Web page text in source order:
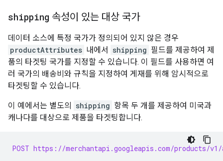
shipping 속성이 있는 대상 국가
데이터 소스에 특정 국가가 정의되어 있지 않은 경우
productAttributes 내에서 shipping 필드를 제공하여 제
품의 타겟팅 국가를 지정할 수 있습니다. 이 필드를 사용하면 여
러 국가의 배송비와 규칙을 지정하여 게재를 위해 암시적으로
타겟팅할 수 있습니다.
이 예에서는 별도의 shipping 항목 두 개를 제공하여 미국과
캐나다를 대상으로 제품을 타겟팅합니다.
POST https://merchantapi.googleapis.com/products/